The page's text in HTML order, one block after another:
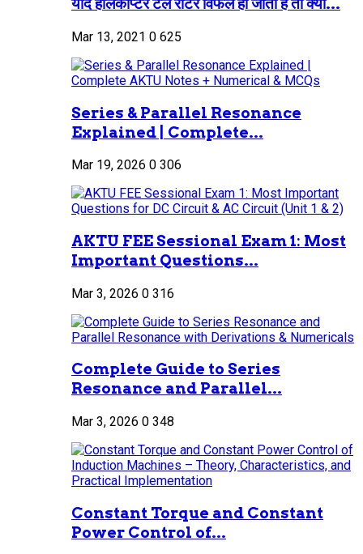
Mar 13, 2021 0 625
Series & Parallel Resonance
Explained | Complete...
Mar 19, 2026 0 306
AKTU FEE Sessional Exam 1: Most
Important Questions...
Mar 3, 2026 0 316
Complete Guide to Series
Resonance and Parallel...
Mar 3, 2026 0 348
Constant Torque and Constant
Power Control of...